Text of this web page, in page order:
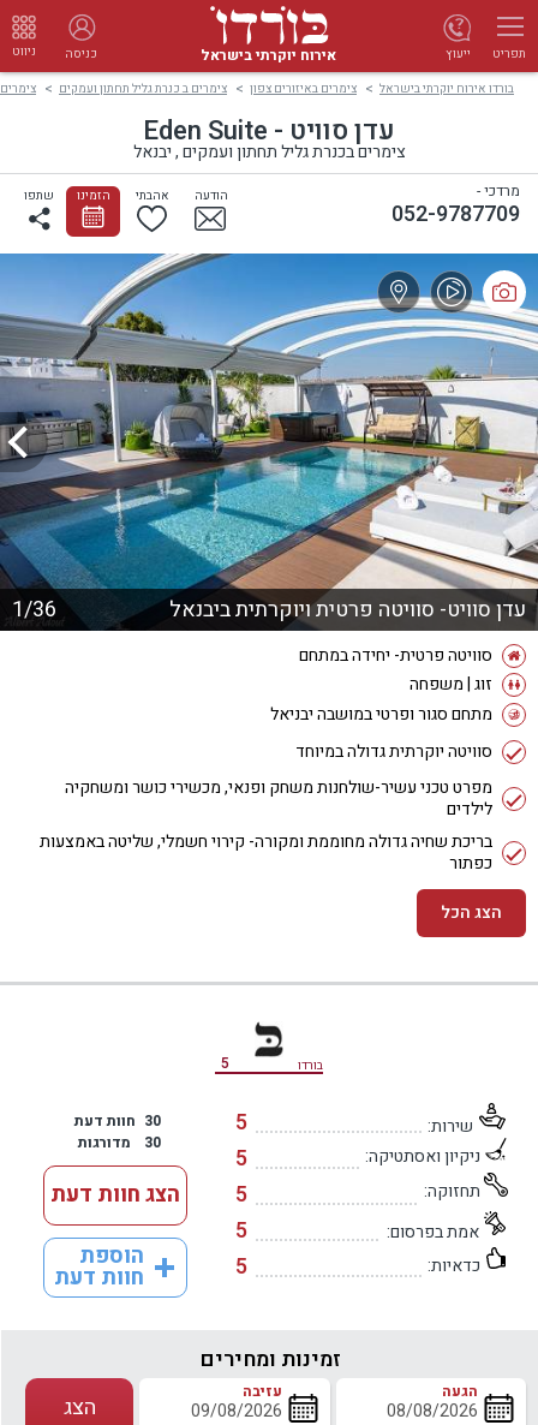
תפריט אירוח יוקרתי בישראל כניסה ניווט ייעוץ
בורדו אירוח יוקרתי בישראל צימרים באיזורים צפון צימרים ב כנרת גליל תחתון ועמקים
עדן סוויט - Eden Suite
צימרים בכנרת גליל תחתון ועמקים , יבנאל
שתפו הודעה אהבתי הזמינו
052-9787709
מרדכי -
1/36 עדן סוויט- סוויטה פרטית ויוקרתית ביבנאל
סוויטה פרטית- יחידה במתחם
זוג | משפחה
מתחם סגור ופרטי במושבה יבניאל
סוויטה יוקרתית גדולה במיוחד
מפרט טכני עשיר-שולחנות משחק ופנאי, מכשירי כושר ומשחקיה
לילדים
בריכת שחיה גדולה מחוממת ומקורה- קירוי חשמלי, שליטה באמצעות
כפתור
הצג הכל
בורדו 5
שירות: 5
ניקיון ואסתטיקה: 5
תחזוקה: 5
אמת בפרסום: 5
כדאיות: 5
30 חוות דעת
30
מדורגות
הצג חוות דעת
הוספת
חוות דעת
זמינות ומחירים
הגעה עזיבה הצג